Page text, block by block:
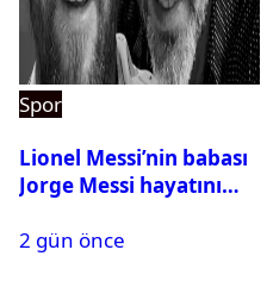
Spor
Lionel Messi’nin babası
Jorge Messi hayatını
2 gün önce